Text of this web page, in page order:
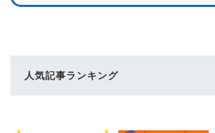
人気記事ランキング